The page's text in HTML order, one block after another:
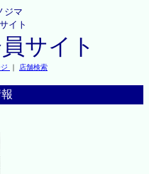
ジマ
イト
サイト
｜ 店舗検索